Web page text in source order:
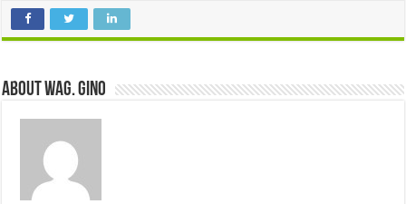
About wag. gino